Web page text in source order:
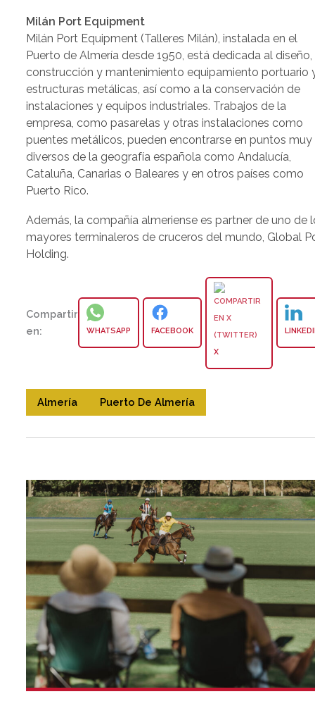
Milán Port Equipment
Milán Port Equipment (Talleres Milán), instalada en el
Puerto de Almería desde 1950, está dedicada al diseño,
construcción y mantenimiento equipamiento portuario
estructuras metálicas, así como a la conservación de
instalaciones y equipos industriales. Trabajos de la
empresa, como pasarelas y otras instalaciones como
puentes metálicos, pueden encontrarse en puntos muy
diversos de la geografía española como Andalucía,
Cataluña, Canarias o Baleares y en otros países como
Puerto Rico.
Además, la compañía almeriense es partner de uno de
mayores terminaleros de cruceros del mundo, Global
Holding.
Compartir
en:
WHATSAPP FACEBOOK
X
Almería Puerto De Almería